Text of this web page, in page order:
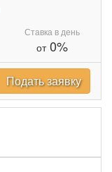
Ставка в день
от0%
Подать заявку